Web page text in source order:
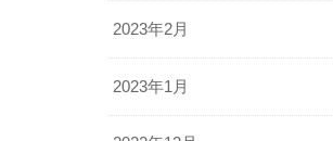
2023年2月
2023年1月